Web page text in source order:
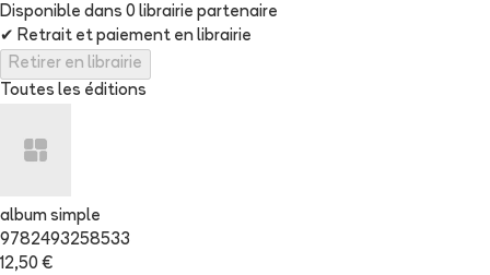
Disponible dans 0 librairie partenaire
✔ Retrait et paiement en librairie
Retirer en librairie
Toutes les éditions
album simple
9782493258533
12,50 €